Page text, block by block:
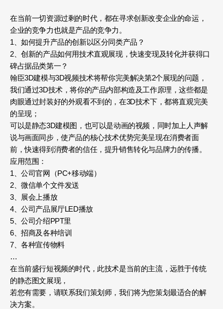
在当前一切资源过剩的时代，都在寻求创新改变企业的命运，
企业的竞争力也就是产品的竞争力。
1、如何提升产品的创新以区分同类产品？
2、创新的产品如何用技术直观展现，快速变现及转化并获得口
碑占据品类第一？
翰臣3D建模与3D视频技术将帮你完美解决第2个展现的问题，
我们通过3D技术，将你的产品内部构造及工作原理，这些都是
肉眼通过封装好的外观看不到的，在3D技术下，都将直观完美
的呈现；
可以是静态3D建模图，也可以是动画的视频，同时加上人声解
说与画面同步，使产品的核心技术优势完美呈现在消费者面
前，快速得到消费者的信任，提升销售转化与品牌力的传播。
应用范围：
1、公司官网（PC+移动端）
2、微信单个文件发送
3、展会上播放
4、公司产品展厅LED播放
5、公司介绍PPT里
6、招商及各种培训
7、各种宣传物料
…
在当前盛行短视频的时代，此技术是当前的主流，远胜于传统
的静态图文展现，
若您有需要，请联系我们策划师，我们将为您策划最适合的解
决方案。